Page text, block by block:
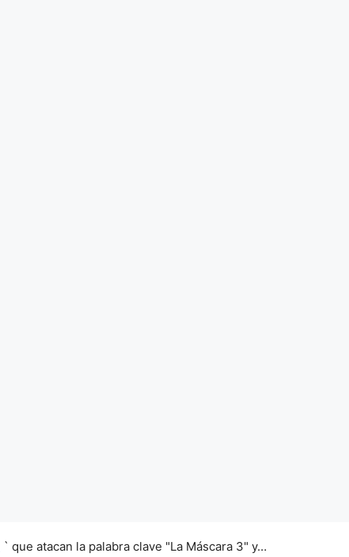
` que atacan la palabra clave "La Máscara 3" y…